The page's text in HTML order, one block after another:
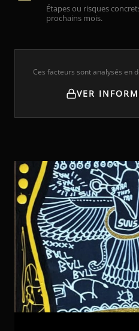
Étapes ou risques
prochains mois.
Ces facteurs sont analysés en
VER